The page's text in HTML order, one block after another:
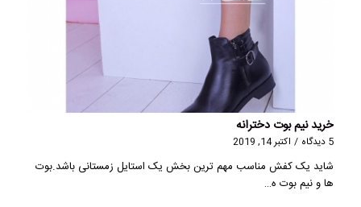
خرید نیم بوت دخترانه
5 دیدگاه / اکتبر 14, 2019
شاید یک کفش مناسب مهم ترین بخش یک استایل زمستانی باشد.بوت
ها و نیم بوت ه…